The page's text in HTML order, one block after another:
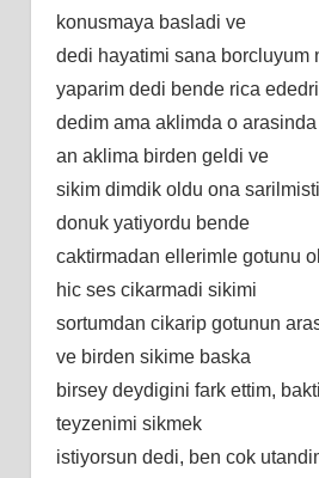
konusmaya basladi ve
dedi hayatimi sana borcluyum
yaparim dedi bende rica
dedim ama aklimda o
an aklima birden geldi ve
sikim dimdik oldu ona
donuk yatiyordu bende
caktirmadan ellerimle gotunu
hic ses cikarmadi sikimi
sortumdan cikarip gotunun
ve birden sikime baska
birsey deydigini fark ettim,
teyzenimi sikmek
istiyorsun dedi, ben cok